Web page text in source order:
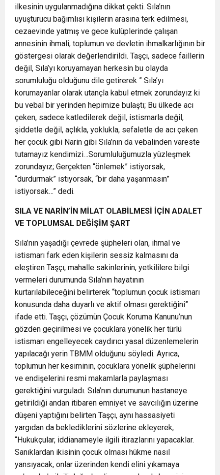
ilkesinin uygulanmadığına dikkat çekti. Sıla’nın
uyuşturucu bağımlısı kişilerin arasına terk edilmesi,
cezaevinde yatmış ve gece kulüplerinde çalışan
annesinin ihmali, toplumun ve devletin ihmalkarlığının bir
göstergesi olarak değerlendirildi. Taşçı, sadece faillerin
değil, Sıla’yı koruyamayan herkesin bu olayda
sorumluluğu olduğunu dile getirerek ” Sıla’yı
korumayanlar olarak utançla kabul etmek zorundayız ki
bu vebal bir yerinden hepimize bulaştı; Bu ülkede acı
çeken, sadece katledilerek değil, istismarla değil,
şiddetle değil, açlıkla, yoklukla, sefaletle de acı çeken
her çocuk gibi Narin gibi Sıla’nın da vebalinden vareste
tutamayız kendimizi…Sorumluluğumuzla yüzleşmek
zorundayız; Gerçekten “önlemek” istiyorsak,
“durdurmak” istiyorsak, “bir daha yaşanmasın”
istiyorsak…” dedi.
SILA VE NARİN’İN MİLAT OLABİLMESİ İÇİN ADALET
VE TOPLUMSAL DEĞİŞİM ŞART
Sıla’nın yaşadığı çevrede şüpheleri olan, ihmal ve
istismarı fark eden kişilerin sessiz kalmasını da
eleştiren Taşçı, mahalle sakinlerinin, yetkililere bilgi
vermeleri durumunda Sıla’nın hayatının
kurtarılabileceğini belirterek “toplumun çocuk istismarı
konusunda daha duyarlı ve aktif olması gerektiğini”
ifade etti. Taşçı, çözümün Çocuk Koruma Kanunu’nun
gözden geçirilmesi ve çocuklara yönelik her türlü
istismarı engelleyecek caydırıcı yasal düzenlemelerin
yapılacağı yerin TBMM olduğunu söyledi. Ayrıca,
toplumun her kesiminin, çocuklara yönelik şüphelerini
ve endişelerini resmi makamlarla paylaşması
gerektiğini vurguladı. Sıla’nın durumunun hastaneye
getirildiği andan itibaren emniyet ve savcılığın üzerine
düşeni yaptığını belirten Taşçı, aynı hassasiyeti
yargıdan da beklediklerini sözlerine ekleyerek,
“Hukukçular, iddianameyle ilgili itirazlarını yapacaklar.
Sanıklardan ikisinin çocuk olması hükme nasıl
yansıyacak, onlar üzerinden kendi elini yıkamaya